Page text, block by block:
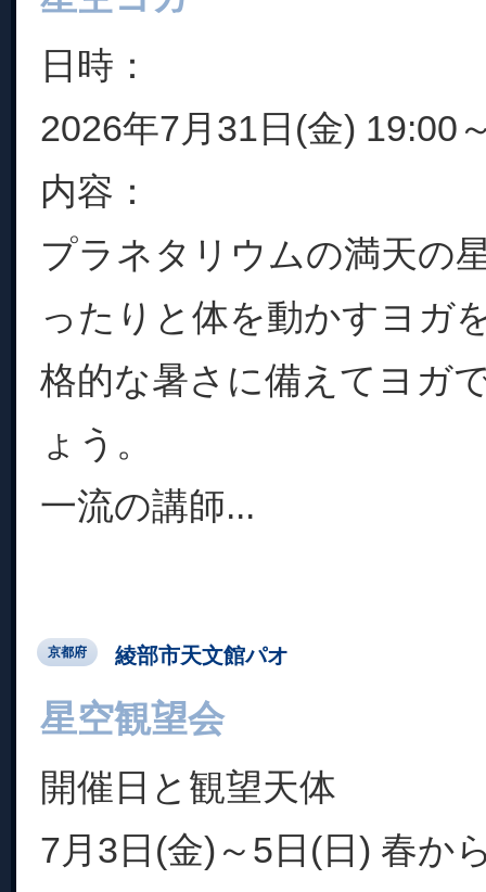
日時：
2026年7月31日(金) 19:00
内容：
プラネタリウムの満天の
ったりと体を動かすヨガ
格的な暑さに備えてヨガ
ょう。
一流の講師...
京都府 綾部市天文館パオ
星空観望会
開催日と観望天体
7月3日(金)～5日(日) 春か